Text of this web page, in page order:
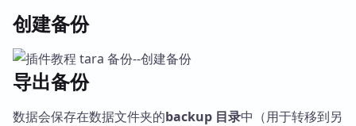
创建备份
导出备份
数据会保存在数据文件夹的backup 目录中（用于转移到另